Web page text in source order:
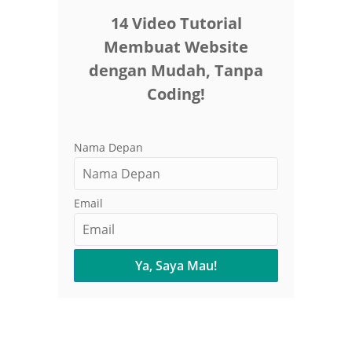
14 Video Tutorial
Membuat Website
dengan Mudah, Tanpa
Coding!
Nama Depan
Email